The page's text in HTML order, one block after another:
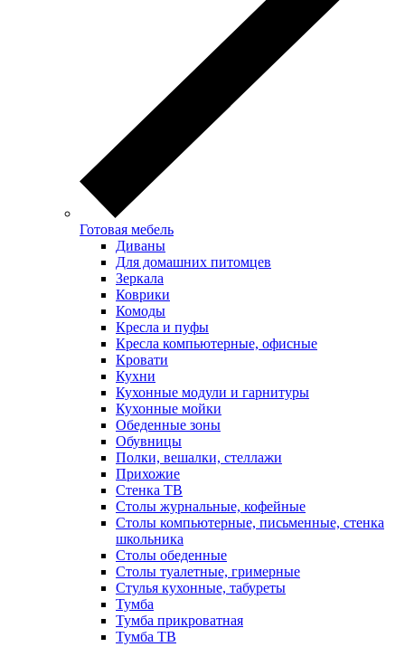
Готовая мебель
Диваны
Для домашних питомцев
Зеркала
Коврики
Комоды
Кресла и пуфы
Кресла компьютерные, офисные
Кровати
Кухни
Кухонные модули и гарнитуры
Кухонные мойки
Обеденные зоны
Обувницы
Полки, вешалки, стеллажи
Прихожие
Стенка ТВ
Столы журнальные, кофейные
Столы компьютерные, письменные, стенка
школьника
Столы обеденные
Столы туалетные, гримерные
Стулья кухонные, табуреты
Тумба
Тумба прикроватная
Тумба ТВ